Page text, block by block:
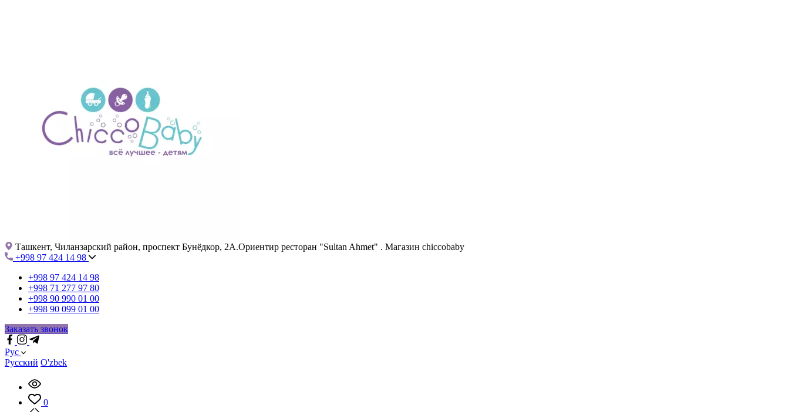
Ташкент, Чиланзарский район, проспект Бунёдкор, 2А.Ориентир ресторан "Sultan Ahmet" . Магазин chiccobaby
+998 97 424 14 98
+998 97 424 14 98
+998 71 277 97 80
+998 90 990 01 00
+998 90 099 01 00
Заказать звонок
Рус
Русский O'zbek
0